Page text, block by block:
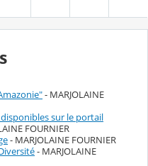
- MARJOLAINE
disponibles sur le portail
FOURNIER
- MARJOLAINE FOURNIER
- MARJOLAINE